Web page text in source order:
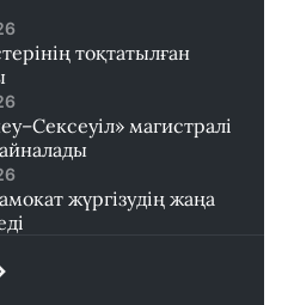
тоқтатылған
магистралі
жүргізудің жаңа